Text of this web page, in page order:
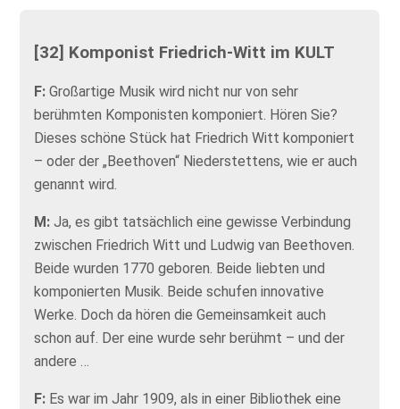
[32] Komponist Friedrich-Witt im KULT
F:Großartige Musik wird nicht nur von sehr
berühmten Komponisten komponiert. Hören Sie?
Dieses schöne Stück hat Friedrich Witt komponiert
– oder der „Beethoven“ Niederstettens, wie er auch
genannt wird.
M: Ja, es gibt tatsächlich eine gewisse Verbindung
zwischen Friedrich Witt und Ludwig van Beethoven.
Beide wurden 1770 geboren. Beide liebten und
komponierten Musik. Beide schufen innovative
Werke. Doch da hören die Gemeinsamkeit auch
schon auf. Der eine wurde sehr berühmt – und der
andere …
F: Es war im Jahr 1909, als in einer Bibliothek eine